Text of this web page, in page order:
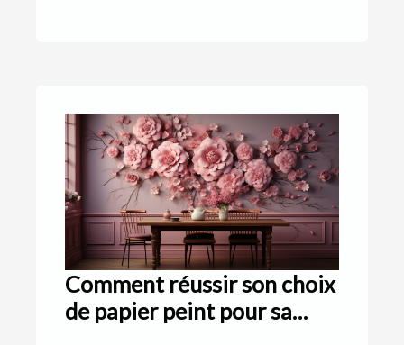
Comment réussir son choix
de papier peint pour sa